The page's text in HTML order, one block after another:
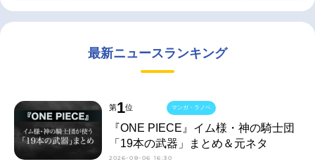
最新ニュースランキング
第1位
『ONE PIECE』イム様・神の騎士団
「19本の武器」まとめ＆元ネタ
2026-08-06 16:30
マンガ・ラノベ